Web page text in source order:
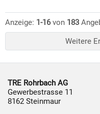
Anzeige: 1-16von 183
Weitere
TRE Rohrbach AG
Gewerbestrasse 11
8162 Steinmaur